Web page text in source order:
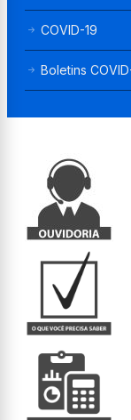
COVID-19
Boletins